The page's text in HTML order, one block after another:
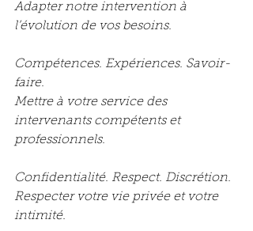
Adapter notre intervention à
l’évolution de vos besoins.
Compétences. Expériences. Savoir-
faire.
Mettre à votre service des
intervenants compétents et
professionnels.
Confidentialité. Respect. Discrétion.
Respecter votre vie privée et votre
intimité.